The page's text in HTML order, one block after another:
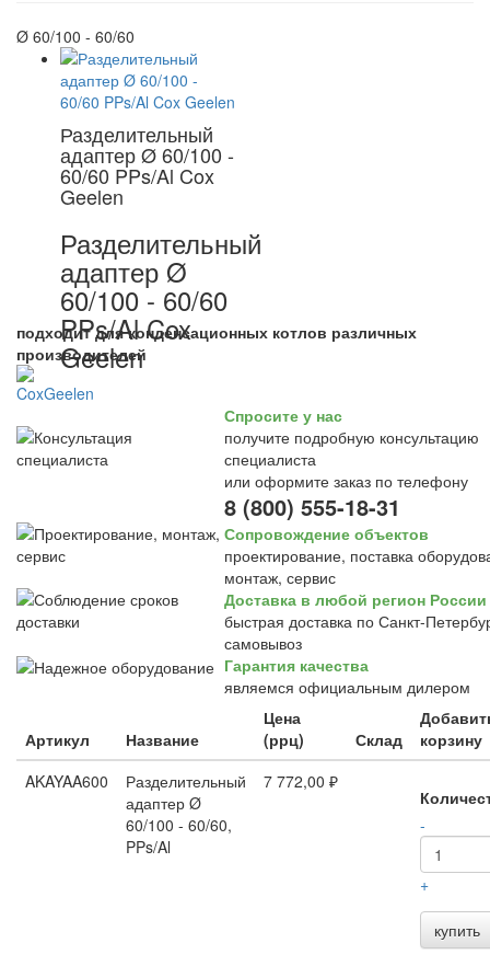
Ø 60/100 - 60/60
Разделительный
адаптер Ø 60/100 -
60/60 PPs/Al Cox
Geelen
Разделительный
адаптер Ø
60/100 - 60/60
PPs/Al Cox
Geelen
подходит для конденсационных котлов различных
производителей
Спросите у нас
получите подробную консультацию
специалиста
или оформите заказ по телефону
8 (800) 555-18-31
Сопровождение объектов
проектирование, поставка
монтаж, сервис
Доставка в любой регион России
быстрая доставка по Санкт-
самовывоз
Гарантия качества
являемся официальным дилером
Артикул Название
Цена
(ррц)
Склад
корзину
AKAYAA600
Разделительный
адаптер Ø
60/100 - 60/60,
PPs/Al
7 772,00 ₽
-
+
купить